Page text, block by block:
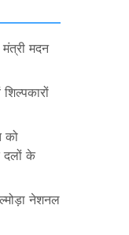
मदन
को
दलों के
नेशनल